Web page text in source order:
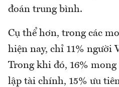
đoán trung bình.
Cụ thể hơn, trong các
hiện nay, chỉ 11% người
Trong khi đó, 16%
lập tài chính, 15% ưu